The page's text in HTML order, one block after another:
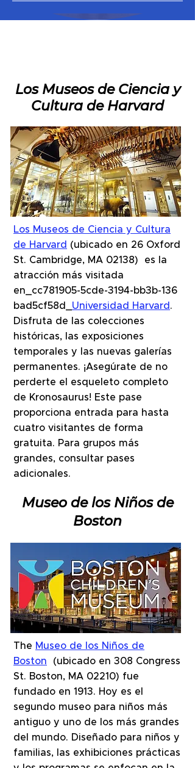
Los Museos de Ciencia y
Cultura de Harvard
Los Museos de Ciencia y Cultura
de Harvard (ubicado en 26 Oxford
St. Cambridge, MA 02138) es la
atracción más visitada
en_cc781905-5cde-3194-bb3b-136
bad5cf58d_ Universidad Harvard .
Disfruta de las colecciones
históricas, las exposiciones
temporales y las nuevas galerías
permanentes. ¡Asegúrate de no
perderte el esqueleto completo
de Kronosaurus! Este pase
proporciona entrada para hasta
cuatro visitantes de forma
gratuita. Para grupos más
grandes, consultar pases
adicionales.
Museo de los Niños de
Boston
The Museo de los Niños de
Boston (ubicado en 308 Congress
St. Boston, MA 02210) fue
fundado en 1913. Hoy es el
segundo museo para niños más
antiguo y uno de los más grandes
del mundo. Diseñado para niños y
familias, las exhibiciones prácticas